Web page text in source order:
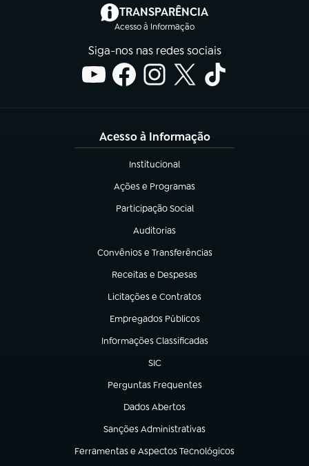
TRANSPARÊNCIA
Acesso à Informação
(abre em nova aba)
Siga-nos nas redes sociais
Acesso à Informação
Institucional
(abre em nova aba)
Ações e Programas
(abre em nova aba)
Participação Social
(abre em nova aba)
Auditorias
(abre em nova aba)
Convênios e Transferências
(abre em nova aba)
Receitas e Despesas
(abre em nova aba)
Licitações e Contratos
(abre em nova aba)
Empregados Públicos
(abre em nova aba)
Informações Classificadas
(abre em nova aba)
SIC
(abre em nova aba)
Perguntas Frequentes
(abre em nova aba)
Dados Abertos
(abre em nova aba)
Sanções Administrativas
(abre em nova aba)
Ferramentas e Aspectos Tecnológicos
(abre em nova aba)